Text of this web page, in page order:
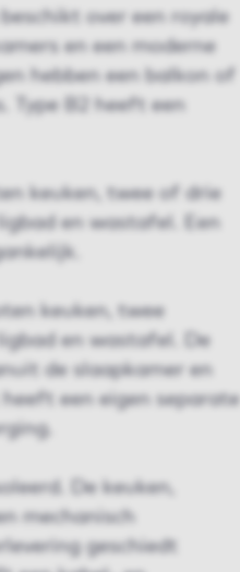
over een royale
en een moderne
hebben een balkon of
Type B2 heeft een
keuken, twee of drie
en wastafel. Een
keuken, twee
en wastafel. De
de slaapkamer en
een eigen separate
De keuken,
mechanisch
geschiedt